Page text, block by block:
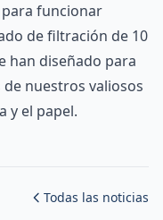
funcionar
de filtración de 10
han diseñado para
nuestros valiosos
y el papel.
Todas las noticias